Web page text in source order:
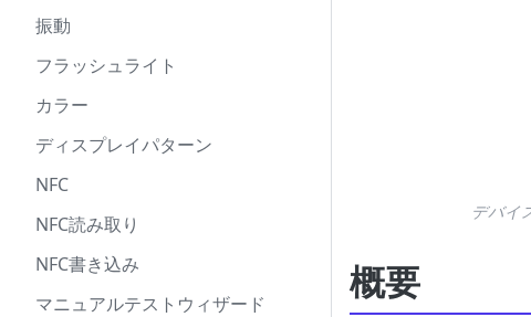
振動
フラッシュライト
カラー
ディスプレイパターン
NFC
NFC読み取り
NFC書き込み
マニュアルテストウィザード
デバイ
概要